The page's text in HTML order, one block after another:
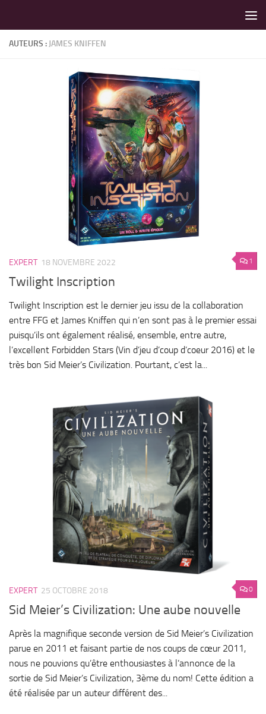
AUTEURS : JAMES KNIFFEN
1
EXPERT 18 NOVEMBRE 2022
Twilight Inscription
Twilight Inscription est le dernier jeu issu de la collaboration
entre FFG et James Kniffen qui n’en sont pas à le premier essai
puisqu’ils ont également réalisé, ensemble, entre autre,
l’excellent Forbidden Stars (Vin d’jeu d’coup d’coeur 2016) et le
très bon Sid Meier’s Civilization. Pourtant, c’est la...
0
EXPERT 25 OCTOBRE 2018
Sid Meier’s Civilization: Une aube nouvelle
Après la magnifique seconde version de Sid Meier’s Civilization
parue en 2011 et faisant partie de nos coups de cœur 2011,
nous ne pouvions qu’être enthousiastes à l’annonce de la
sortie de Sid Meier’s Civilization, 3ème du nom! Cette édition a
été réalisée par un auteur différent des...